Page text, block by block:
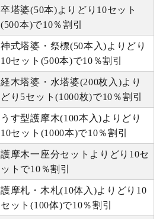
卒塔婆(50本)よりどり10セット
(500本)で10％割引
神式塔婆・祭標(50本入)よりどり
10セット(500本)で10％割引
経木塔婆・水塔婆(200枚入)より
どり5セット(1000枚)で10％割引
うす型護摩木(100本入)よりどり
10セット(1000本)で10％割引
護摩木一座分セットよりどり10セ
ットで10％割引
護摩札・木札(10体入)よりどり10
セット(100体)で10％割引